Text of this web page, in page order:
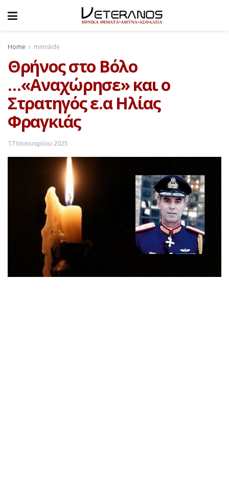
Home minislide
Θρήνος στο Βόλο
…«Αναχώρησε» και ο
Στρατηγός ε.α Ηλίας
Φραγκιάς
17 Ιανουαρίου 2025